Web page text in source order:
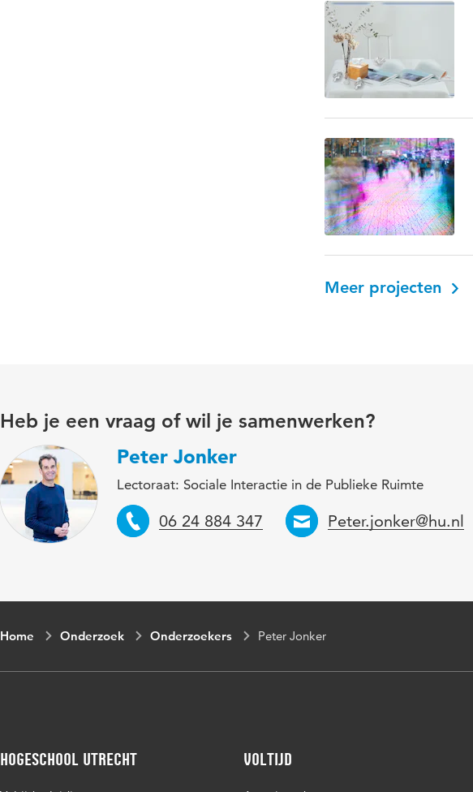
Meer projecten
Heb je een vraag of wil je samenwerken?
Peter Jonker
Lectoraat: Sociale Interactie in de Publieke Ruimte
Telefoon
06 24 884 347 Email
Peter.jonker@hu.nl
Home Onderzoek Onderzoekers Peter Jonker
Hogeschool Utrecht Voltijd